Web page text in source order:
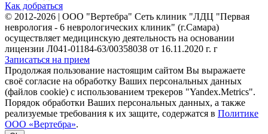
Как добраться
© 2012-2026 | ООО "Вертебра" Сеть клиник "ЛДЦ "Первая
неврология - 6 неврологических клиник" (г.Самара)
осуществляет медицинскую деятельность на основании
лицензии Л041-01184-63/00358038 от 16.11.2020 г. г
Записаться на прием
Продолжая пользование настоящим сайтом Вы выражаете
своё согласие на обработку Ваших персональных данных
(файлов cookie) с использованием трекеров "Yandex.Metrics".
Порядок обработки Ваших персональных данных, а также
реализуемые требования к их защите, содержатся в Политике
ООО «Вертебра».